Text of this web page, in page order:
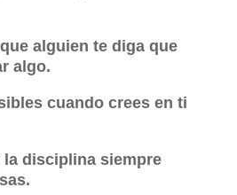
alguien te diga que
algo.
cuando crees en ti
la disciplina siempre